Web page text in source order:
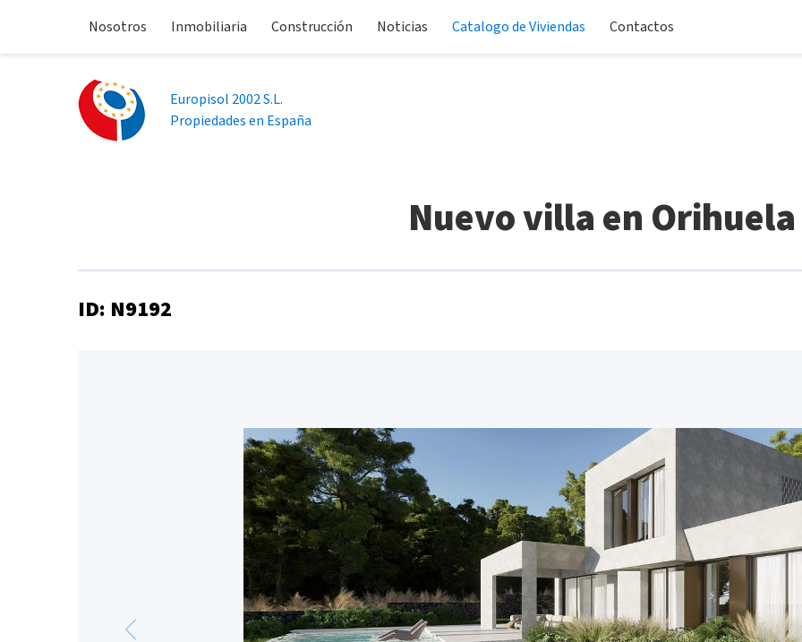
Nosotros Inmobiliaria Construcción Noticias Catalogo de Viviendas Contactos
Europisol 2002 S.L.
Propiedades en España
Nuevo villa en Orihuela
ID: N9192